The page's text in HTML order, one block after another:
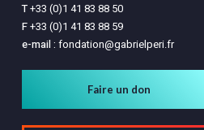
T+33 (0)1 41 83 88 50
F+33 (0)1 41 83 88 59
e-mail : fondation@gabrielperi.fr
Faire un don